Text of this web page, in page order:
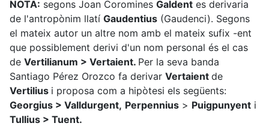
NOTA: segons Joan Coromines Galdent es derivaria
de l'antropònim llatí Gaudentius (Gaudenci). Segons
el mateix autor un altre nom amb el mateix sufix -ent
que possiblement derivi d'un nom personal és el cas
de Vertilianum > Vertaient. Per la seva banda
Santiago Pérez Orozco fa derivar Vertaient de
Vertilius i proposa com a hipòtesi els següents:
Georgius > Valldurgent, Perpennius > Puigpunyent i
Tullius > Tuent.